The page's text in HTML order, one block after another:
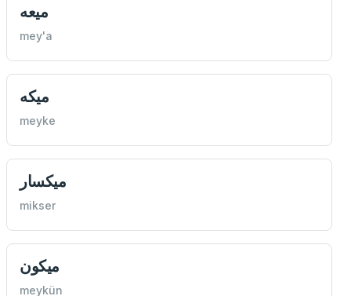
ميعه
mey'a
ميكه
meyke
ميكسار
mikser
ميكون
meykün